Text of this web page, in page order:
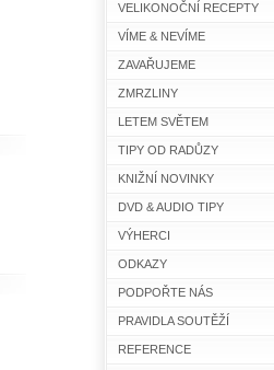
VELIKONOČNÍ RECEPTY
VÍME & NEVÍME
ZAVAŘUJEME
ZMRZLINY
LETEM SVĚTEM
TIPY OD RADŮZY
KNIŽNÍ NOVINKY
DVD & AUDIO TIPY
VÝHERCI
ODKAZY
PODPOŘTE NÁS
PRAVIDLA SOUTĚŽÍ
REFERENCE